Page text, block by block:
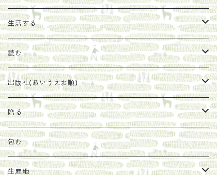
エキス
珈琲豆
太山寺珈琲焙煎室
ジャム
うめぼし
塩
オリーブオイル
その他
マスコバド糖
生活する
エコラップ
石けん
ヘチマたわし
陶器
馬目隆宏
絵
読む
刊行から時間が経ったけれど、長く売り続けたい一冊
贈り物に勧めたい絵本
紀伊半島ブックマルシェ関連本
らくだ舎出帆室の参考本など
出版社(あいうえお順)
らくだ舎出帆室
リトルプレス
mario books
海外出版社
贈る
包装
ギフトセット
包む
生産地